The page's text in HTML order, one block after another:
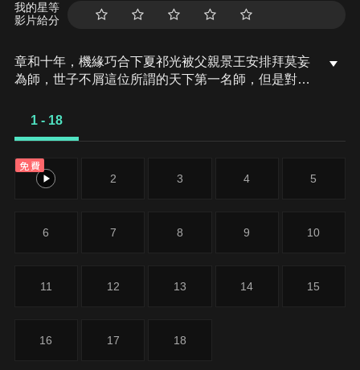
我的星等
影片給分
章和十年，機緣巧合下夏祁光被父親景王安排拜莫妄
為師，世子不屑這位所謂的天下第一名師，但是對守
眼前的莫妄便是青川本人，師徒二人在相互救贖中，
1 - 18
免費
1 2 3 4 5
6 7 8 9 10
11 12 13 14 15
16 17 18